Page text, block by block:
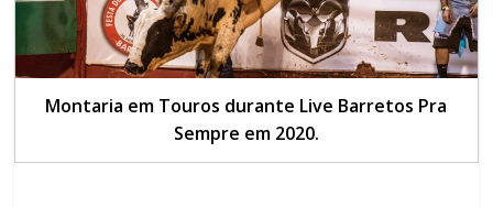
Montaria em Touros durante Live Barretos Pra
Sempre em 2020.